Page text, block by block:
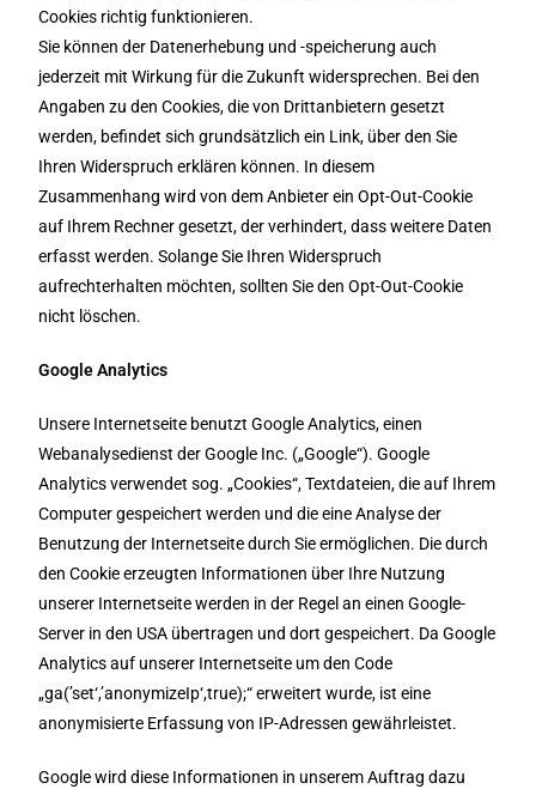
Cookies richtig funktionieren.
Sie können der Datenerhebung und -speicherung auch
jederzeit mit Wirkung für die Zukunft widersprechen. Bei den
Angaben zu den Cookies, die von Drittanbietern gesetzt
werden, befindet sich grundsätzlich ein Link, über den Sie
Ihren Widerspruch erklären können. In diesem
Zusammenhang wird von dem Anbieter ein Opt-Out-Cookie
auf Ihrem Rechner gesetzt, der verhindert, dass weitere Daten
erfasst werden. Solange Sie Ihren Widerspruch
aufrechterhalten möchten, sollten Sie den Opt-Out-Cookie
nicht löschen.
Google Analytics
Unsere Internetseite benutzt Google Analytics, einen
Webanalysedienst der Google Inc. („Google“). Google
Analytics verwendet sog. „Cookies“, Textdateien, die auf Ihrem
Computer gespeichert werden und die eine Analyse der
Benutzung der Internetseite durch Sie ermöglichen. Die durch
den Cookie erzeugten Informationen über Ihre Nutzung
unserer Internetseite werden in der Regel an einen Google-
Server in den USA übertragen und dort gespeichert. Da Google
Analytics auf unserer Internetseite um den Code
„ga(’set‘,’anonymizeIp‘,true);“ erweitert wurde, ist eine
anonymisierte Erfassung von IP-Adressen gewährleistet.
Google wird diese Informationen in unserem Auftrag dazu